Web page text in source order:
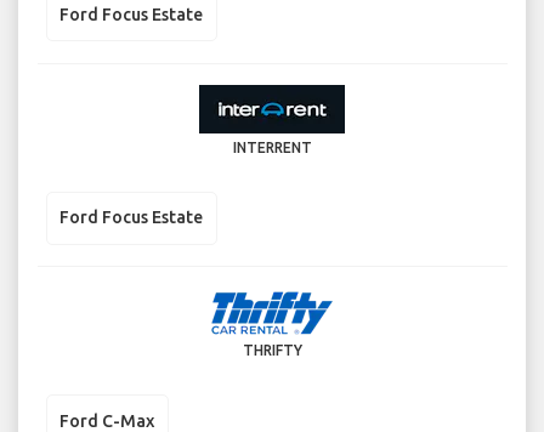
Ford Focus Estate
INTERRENT
Ford Focus Estate
THRIFTY
Ford C-Max